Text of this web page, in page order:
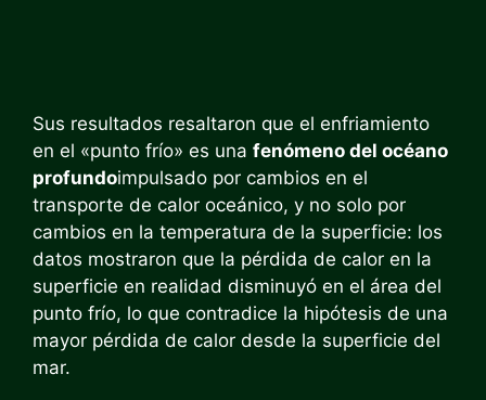
Sus resultados resaltaron que el enfriamiento
en el «punto frío» es una fenómeno del océano
profundoimpulsado por cambios en el
transporte de calor oceánico, y no solo por
cambios en la temperatura de la superficie: los
datos mostraron que la pérdida de calor en la
superficie en realidad disminuyó en el área del
punto frío, lo que contradice la hipótesis de una
mayor pérdida de calor desde la superficie del
mar.